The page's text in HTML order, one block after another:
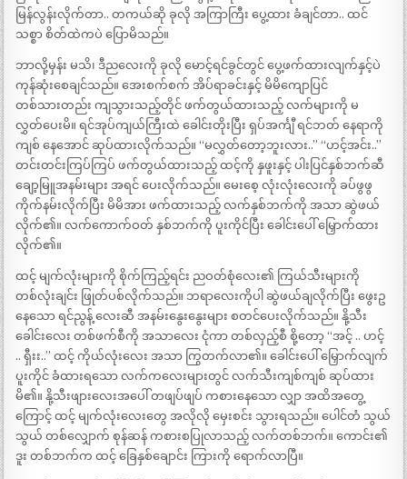
မြန်လွန်းလိုက်တာ.. တကယ်ဆို ခုလို အကြာကြီး ပွေ့ထား ခံချင်တာ.. ထင်
သစ္စာ စိတ်ထဲကပဲ ပြောမိသည်။
ဘာလို့မှန်း မသိ၊ ဒီညလေးကို ခုလို မောင့်ရင်ခွင်တွင် ပွေ့ဖက်ထားလျက်နှင့်ပဲ
ကုန်ဆုံးစေချင်သည်။ အေးစက်စက် အိပ်ရာခင်းနှင့် မိမိကျောပြင်
တစ်သားတည်း ကျသွားသည့်တိုင် ဖက်တွယ်ထားသည့် လက်များကို မ
လွှတ်ပေးမိ။ ရင်အုပ်ကျယ်ကြီးထဲ ခေါင်းတိုးပြီး ရှပ်အင်္ကျီ ရင်ဘတ် နေရာကို
ကျစ် နေအောင် ဆုပ်ထားလိုက်သည်။ “မလွှတ်တော့ဘူးလား..” “ဟင့်အင်း..”
တင်းတင်းကြပ်ကြပ် ဖက်တွယ်ထားသည့် ထင့်ကို နှဖူးနှင့် ပါးပြင်နှစ်ဘက်ဆီ
ချော့မြူအနမ်းများ အရင် ပေးလိုက်သည်။ မေးစေ့ လုံးလုံးလေးကို ခပ်ဖွဖွ
ကိုက်နမ်းလိုက်ပြီး မိမိအား ဖက်ထားသည့် လက်နှစ်ဘက်ကို အသာ ဆွဲဖယ်
လိုက်၏။ လက်ကောက်ဝတ် နှစ်ဘက်ကို ပူးကိုင်ပြီး ခေါင်းပေါ် မြှောက်ထား
လိုက်၏။
ထင့် မျက်လုံးများကို စိုက်ကြည့်ရင်း ညဝတ်စုံလေး၏ ကြယ်သီးများကို
တစ်လုံးချင်း ဖြုတ်ပစ်လိုက်သည်။ ဘရာလေးကိုပါ ဆွဲဖယ်ချလိုက်ပြီး ဖွေးဥ
နေသော ရင်ညွန့် လေးဆီ အနမ်းနွေးနွေးများ စတင်ပေးလိုက်သည်။ နို့သီး
ခေါင်းလေး တစ်ဖက်စီကို အသာလေး ငုံကာ တစ်လှည့်စီ စို့တော့ “အင့် .. ဟင့်
.. ရှီးး..” ထင့် ကိုယ်လုံးလေး အသာ ကြွတက်လာ၏။ ခေါင်းပေါ် မြှောက်လျက်
ပူးကိုင် ခံထားရသော လက်ကလေးများတွင် လက်သီးကျစ်ကျစ် ဆုပ်ထား
မိ၏။ နို့သီးဖျားလေးအပေါ် တဖျပ်ဖျပ် ကစားနေသော လျှာ အထိအတွေ့
ကြောင့် ထင့် မျက်လုံးလေးတွေ အလိုလို မှေးစင်း သွားရသည်။ ပေါင်တံ သွယ်
သွယ် တစ်လျှောက် စုန်ဆန် ကစားစပြုလာသည့် လက်တစ်ဘက်။ ကောင်း၏
ဒူး တစ်ဘက်က ထင့် ခြေနှစ်ချောင်း ကြားကို ရောက်လာပြီ။